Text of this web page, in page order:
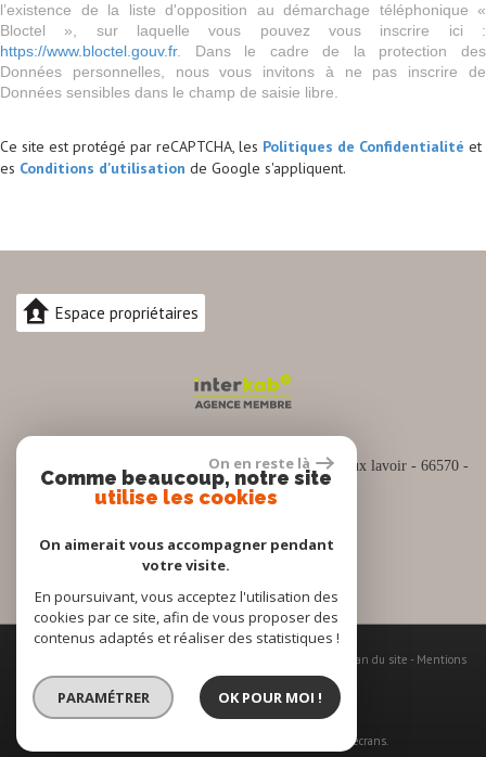
l’existence de la liste d'opposition au démarchage téléphonique «
Bloctel », sur laquelle vous pouvez vous inscrire ici :
https://www.bloctel.gouv.fr. Dans le cadre de la protection des
Données personnelles, nous vous invitons à ne pas inscrire de
Données sensibles dans le champ de saisie libre.
Ce site est protégé par reCAPTCHA, les Politiques de Confidentialité et
es Conditions d'utilisation de Google s'appliquent.
Espace propriétaires
Espace commercial Cap Sud Rue du vieux lavoir - 66570 -
SAINT NAZAIRE
contact@pro-immo66.fr
Plan du site - Mentions
légales-Nos honoraires-Partenaires -Admin-Politique RGPD
un seul site adaptable à tous les types d'écrans.
On en reste là
Comme beaucoup, notre site
utilise les cookies
On aimerait vous accompagner pendant
votre visite.
En poursuivant, vous acceptez l'utilisation des
cookies par ce site, afin de vous proposer des
contenus adaptés et réaliser des statistiques !
PARAMÉTRER OK POUR MOI !